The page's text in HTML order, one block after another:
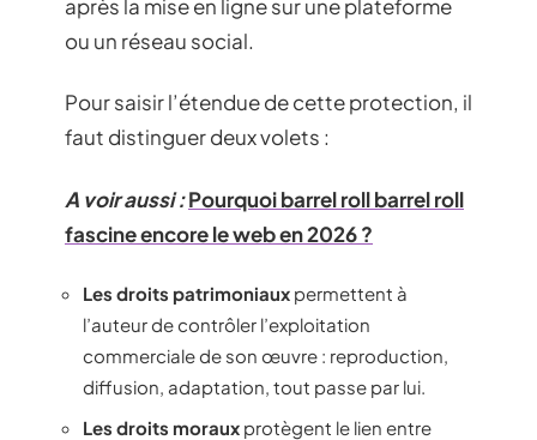
après la mise en ligne sur une plateforme
ou un réseau social.
Pour saisir l’étendue de cette protection, il
faut distinguer deux volets :
A voir aussi :Pourquoi barrel roll barrel roll
fascine encore le web en 2026 ?
Les droits patrimoniaux permettent à
l’auteur de contrôler l’exploitation
commerciale de son œuvre : reproduction,
diffusion, adaptation, tout passe par lui.
Les droits moraux protègent le lien entre